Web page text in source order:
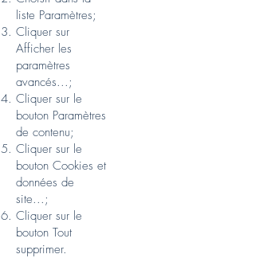
liste Paramètres;
Cliquer sur
Afficher les
paramètres
avancés...;
Cliquer sur le
bouton Paramètres
de contenu;
Cliquer sur le
bouton Cookies et
données de
site...;
Cliquer sur le
bouton Tout
supprimer.